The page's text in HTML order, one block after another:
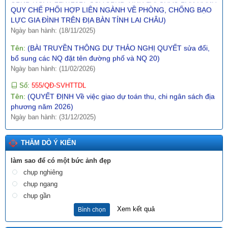
LỰC GIA ĐÌNH TRÊN ĐỊA BÀN TỈNH LAI CHÂU)
Ngày ban hành: (18/11/2025)
Tên: (BÀI TRUYỀN THÔNG DỰ THẢO NGHỊ QUYẾT sửa đổi,
Ngày ban hành: (11/02/2026)
Số:555/QĐ-SVHTTDL
phương năm 2026)
Ngày ban hành: (31/12/2025)
Số:289/2025/NĐ-CP
197/2025/QH15 ngày 17 tháng 5 năm 2025 của Quốc hội về
một số cơ chế, chính sách đặc biệt tạo đột phá trong xây dựng
và tổ chức thi hành pháp luật)
Ngày ban hành: (10/12/2025)
Số:1987/SVHTTDL-VP
Tên:(V/v định hướng nội dung phổ biến, giáo dục pháp luật
Ngày ban hành: (03/06/2026)
THĂM DÒ Ý KIẾN
làm sao để có một bức ảnh đẹp
chụp nghiêng
chụp ngang
chụp gần
Bình chọn Xem kết quả